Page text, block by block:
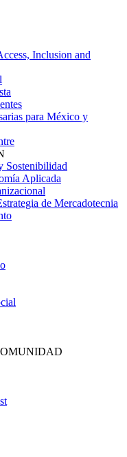
Inclusion and
para México y
Sostenibilidad
Aplicada
de Mercadotecnia